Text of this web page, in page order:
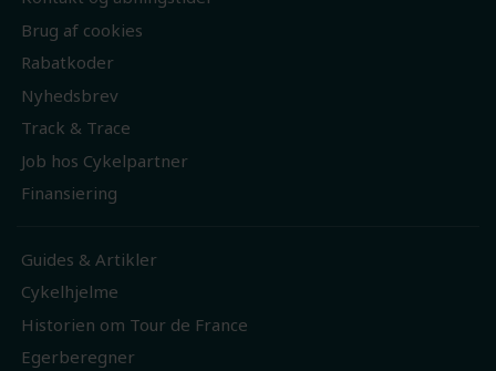
Brug af cookies
Rabatkoder
Nyhedsbrev
Track & Trace
Job hos Cykelpartner
Finansiering
Guides & Artikler
Cykelhjelme
Historien om Tour de France
Egerberegner